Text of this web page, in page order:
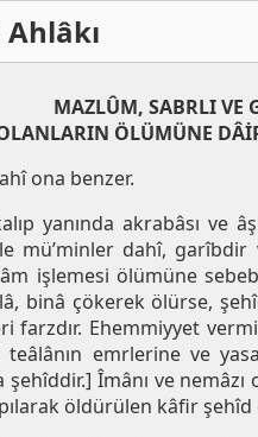
MAZLÛM, SABRLI VE
ÖLÜMÜNE
ona benzer.
yanında akrabâsı ve
mü’minler dahî,
işlemesi ölümüne
binâ çökerek ölürse,
Ehemmiyyet
teâlânın emrlerine ve
Îmânı ve
öldürülen kâfir